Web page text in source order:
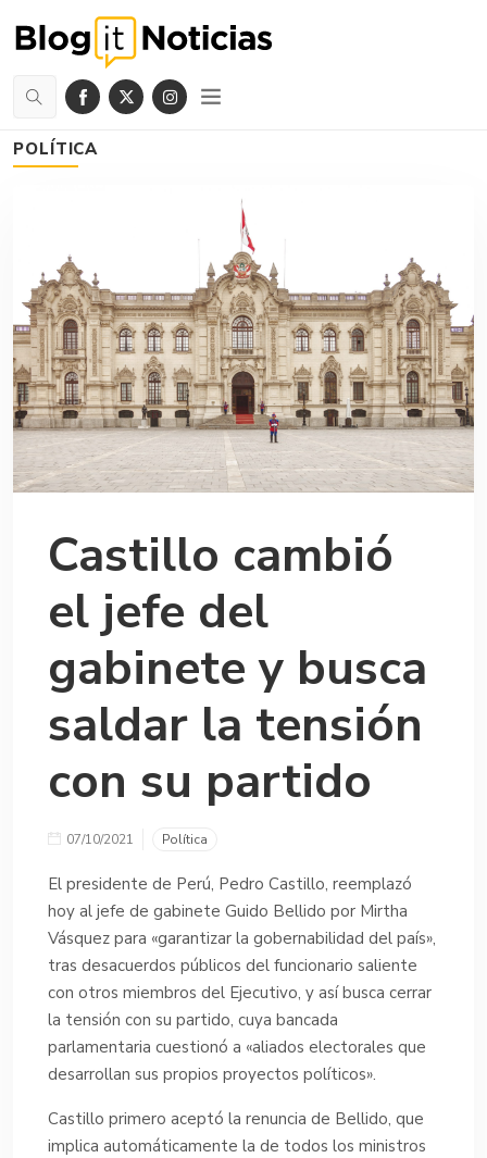
POLÍTICA
Castillo cambió
el jefe del
gabinete y busca
saldar la tensión
con su partido
07/10/2021 Política
El presidente de Perú, Pedro Castillo, reemplazó
hoy al jefe de gabinete Guido Bellido por Mirtha
Vásquez para «garantizar la gobernabilidad del país»,
tras desacuerdos públicos del funcionario saliente
con otros miembros del Ejecutivo, y así busca cerrar
la tensión con su partido, cuya bancada
parlamentaria cuestionó a «aliados electorales que
desarrollan sus propios proyectos políticos».
Castillo primero aceptó la renuncia de Bellido, que
implica automáticamente la de todos los ministros